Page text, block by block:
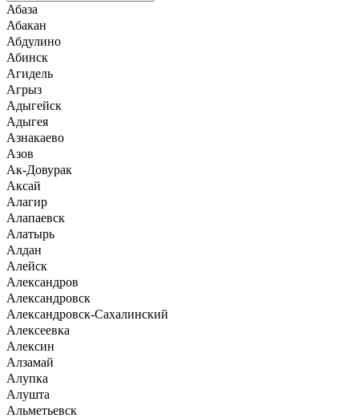
Абаза
Абакан
Абдулино
Абинск
Агидель
Агрыз
Адыгейск
Адыгея
Азнакаево
Азов
Ак-Довурак
Аксай
Алагир
Алапаевск
Алатырь
Алдан
Алейск
Александров
Александровск
Александровск-Сахалинский
Алексеевка
Алексин
Алзамай
Алупка
Алушта
Альметьевск